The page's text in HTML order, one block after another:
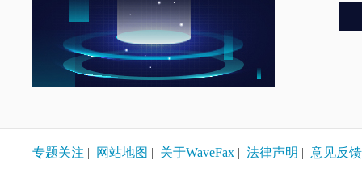
专题关注 | 网站地图 | 关于WaveFax | 法律声明 | 意见反馈